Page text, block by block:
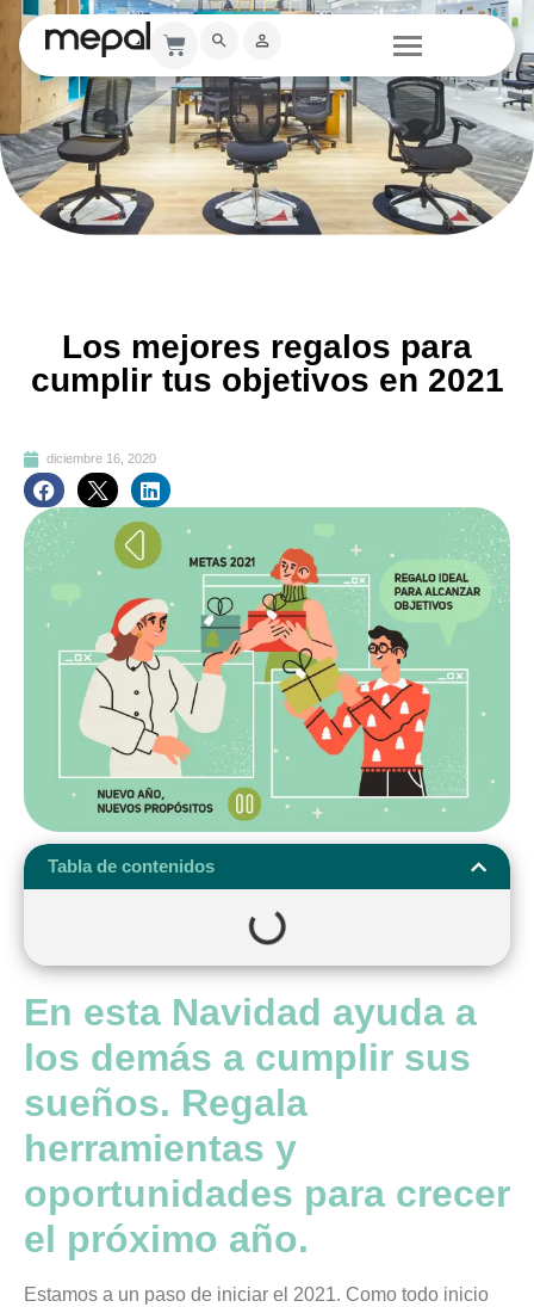
Los mejores regalos para
cumplir tus objetivos en 2021
diciembre 16, 2020
Tabla de contenidos
En esta Navidad ayuda a
los demás a cumplir sus
sueños. Regala
herramientas y
oportunidades para crecer
el próximo año.
Estamos a un paso de iniciar el 2021. Como todo inicio